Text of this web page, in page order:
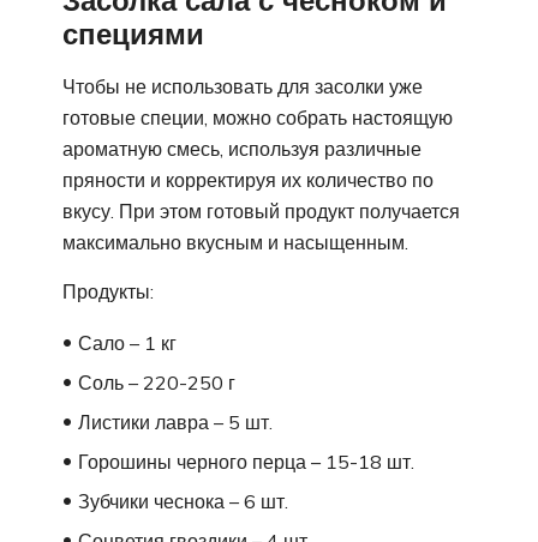
специями
Чтобы не использовать для засолки уже
готовые специи, можно собрать настоящую
ароматную смесь, используя различные
пряности и корректируя их количество по
вкусу. При этом готовый продукт получается
максимально вкусным и насыщенным.
Продукты:
Сало – 1 кг
Соль – 220-250 г
Листики лавра – 5 шт.
Горошины черного перца – 15-18 шт.
Зубчики чеснока – 6 шт.